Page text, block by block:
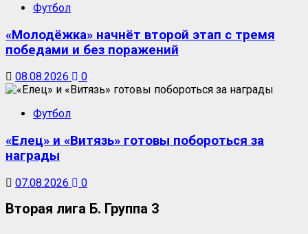
Футбол
«Молодёжка» начнёт второй этап с тремя
победами и без поражений
08.08.2026 0
Футбол
«Елец» и «Витязь» готовы побороться за
награды
07.08.2026 0
Вторая лига Б. Группа 3